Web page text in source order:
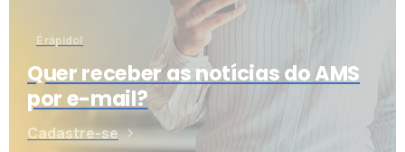
É rápido!
Quer receber as notícias do AMS
por e-mail?
Cadastre-se